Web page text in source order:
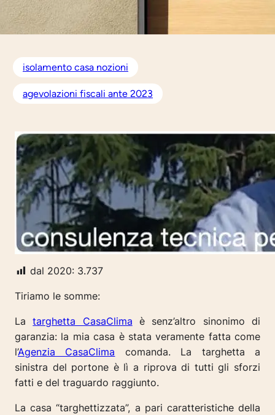
isolamento casa nozioni
agevolazioni fiscali ante 2023
dal 2020: 3.737
Tiriamo le somme:
Latarghetta CasaClima è senz’altro sinonimo di
garanzia: la mia casa è stata veramente fatta come
l’Agenzia CasaClima comanda. La targhetta a
sinistra del portone è lì a riprova di tutti gli sforzi
fatti e del traguardo raggiunto.
La casa “targhettizzata”, a pari caratteristiche della